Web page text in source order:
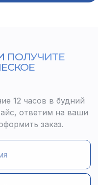
ПОЛУЧИТЕ
12 часов в будний
ответим на ваши
заказ.